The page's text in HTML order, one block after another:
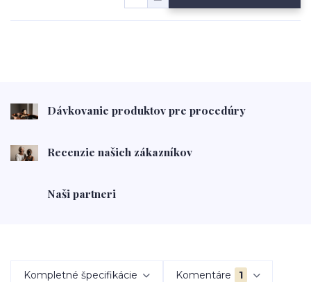
Dávkovanie produktov pre procedúry
Recenzie našich zákazníkov
Naši partneri
Kompletné špecifikácie Komentáre 1